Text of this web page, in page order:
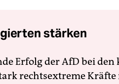
stärken
Erfolg der AfD bei
rechtsextreme